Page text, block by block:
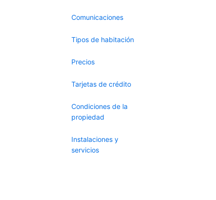
Comunicaciones
Tipos de habitación
Precios
Tarjetas de crédito
Condiciones de la
propiedad
Instalaciones y
servicios